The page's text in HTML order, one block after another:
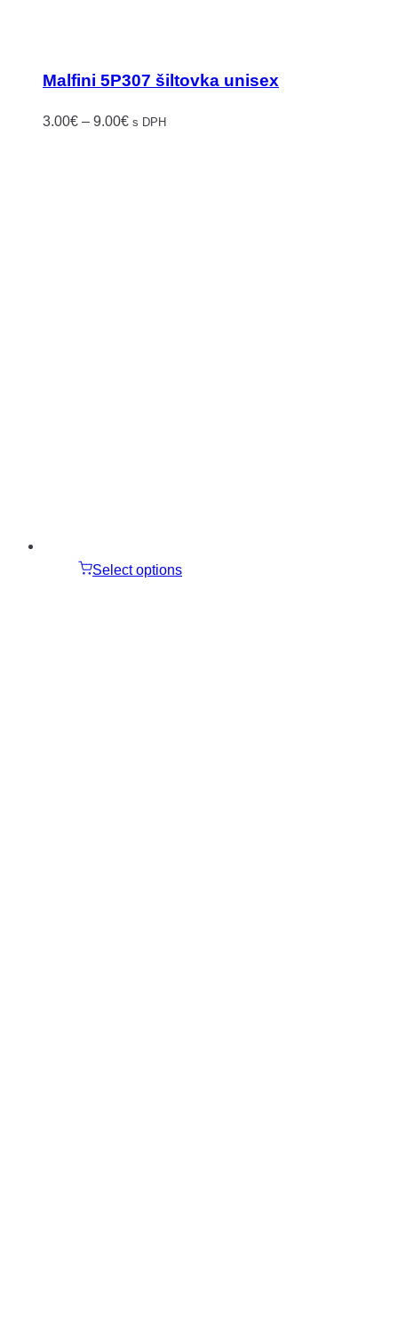
Malfini 5P307 šiltovka unisex
3.00€ – 9.00€Price
s DPH
Select options